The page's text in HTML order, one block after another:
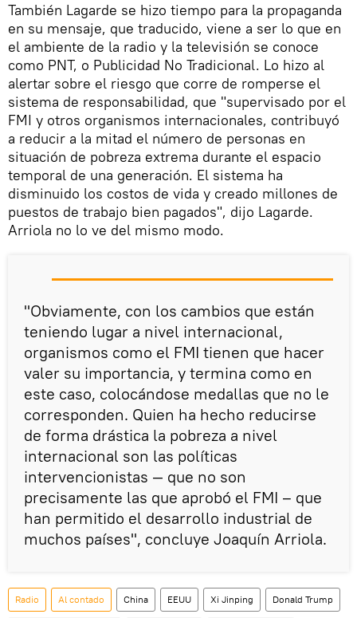
También Lagarde se hizo tiempo para la propaganda
en su mensaje, que traducido, viene a ser lo que en
el ambiente de la radio y la televisión se conoce
como PNT, o Publicidad No Tradicional. Lo hizo al
alertar sobre el riesgo que corre de romperse el
sistema de responsabilidad, que "supervisado por el
FMI y otros organismos internacionales, contribuyó
a reducir a la mitad el número de personas en
situación de pobreza extrema durante el espacio
temporal de una generación. El sistema ha
disminuido los costos de vida y creado millones de
puestos de trabajo bien pagados", dijo Lagarde.
Arriola no lo ve del mismo modo.
"Obviamente, con los cambios que están
teniendo lugar a nivel internacional,
organismos como el FMI tienen que hacer
valer su importancia, y termina como en
este caso, colocándose medallas que no le
corresponden. Quien ha hecho reducirse
de forma drástica la pobreza a nivel
internacional son las políticas
intervencionistas — que no son
precisamente las que aprobó el FMI – que
han permitido el desarrollo industrial de
muchos países", concluye Joaquín Arriola.
Radio Al contado China EEUU Xi Jinping Donald Trump